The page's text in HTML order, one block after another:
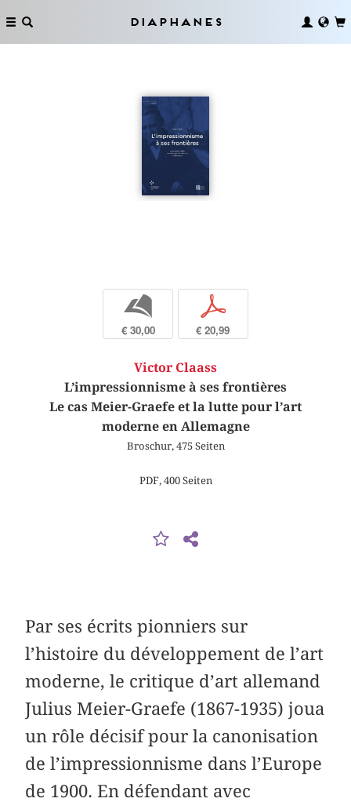
Diaphanes
b
€ 30,00
p
€ 20,99
Victor Claass
L’impressionnisme à ses frontières
Le cas Meier-Graefe et la lutte pour l’art
moderne en Allemagne
Broschur, 475 Seiten
PDF, 400 Seiten
Par ses écrits pionniers sur
l’histoire du développement de l’art
moderne, le critique d’art allemand
Julius Meier-Graefe (1867-1935) joua
un rôle décisif pour la canonisation
de l’impressionnisme dans l’Europe
de 1900. En défendant avec